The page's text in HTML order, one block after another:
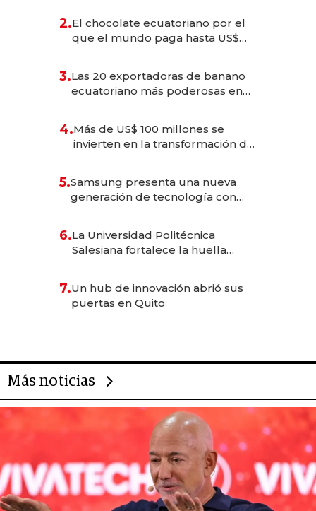
2.El chocolate ecuatoriano por el
que el mundo paga hasta US$
3.Las 20 exportadoras de banano
ecuatoriano más poderosas en
4.Más de US$ 100 millones se
invierten en la transformación de
5.Samsung presenta una nueva
generación de tecnología con
6.La Universidad Politécnica
Salesiana fortalece la huella
7.Un hub de innovación abrió sus
puertas en Quito
Más noticias